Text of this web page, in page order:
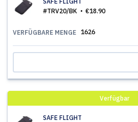
#TRV20/BK
€18.90
VERFÜGBARE MENGE 1626
Verfügbar
SAFE FLIGHT